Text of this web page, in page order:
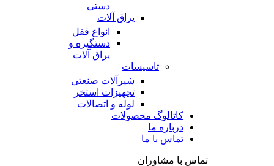
دستی
یراق آلات
انواع قفل
دستگیره و
یراق آلات
تاسیسات
شیرآلات صنعتی
تجهیزات استخر
لوله و اتصالات
کاتالوگ محصولات
درباره ما
تماس با ما
تماس با مشاوران